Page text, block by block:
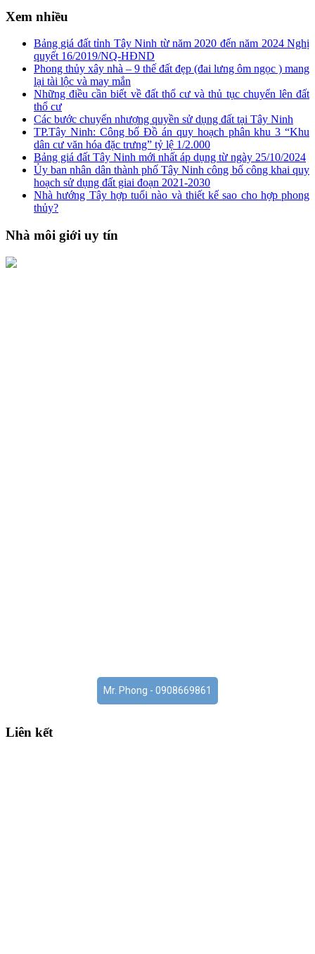
Xem nhiều
Bảng giá đất tỉnh Tây Ninh từ năm 2020 đến năm 2024 Nghị
quyết 16/2019/NQ-HĐND
Phong thủy xây nhà – 9 thế đất đẹp (đai lưng ôm ngọc ) mang
lại tài lộc và may mắn
Những điều cần biết về đất thổ cư và thủ tục chuyển lên đất
thổ cư
Các bước chuyển nhượng quyền sử dụng đất tại Tây Ninh
TP.Tây Ninh: Công bố Đồ án quy hoạch phân khu 3 “Khu
dân cư văn hóa đặc trưng” tỷ lệ 1/2.000
Bảng giá đất Tây Ninh mới nhất áp dụng từ ngày 25/10/2024
Ủy ban nhân dân thành phố Tây Ninh công bố công khai quy
hoạch sử dụng đất giai đoạn 2021-2030
Nhà hướng Tây hợp tuổi nào và thiết kế sao cho hợp phong
thủy?
Nhà môi giới uy tín
Mr. Phong - 0908669861
Liên kết